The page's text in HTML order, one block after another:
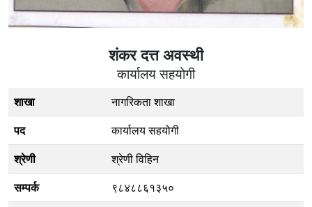
शंकर दत्त अवस्थी
कार्यालय सहयोगी
शाखा
नागरिकता शाखा
पद
कार्यालय सहयोगी
श्रेणी
श्रेणी विहिन
सम्पर्क
९८४८८६१३५०